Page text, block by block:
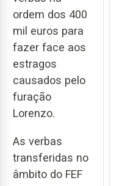
ordem dos 400
mil euros para
fazer face aos
estragos
causados pelo
furação
Lorenzo.
As verbas
transferidas no
âmbito do FEF